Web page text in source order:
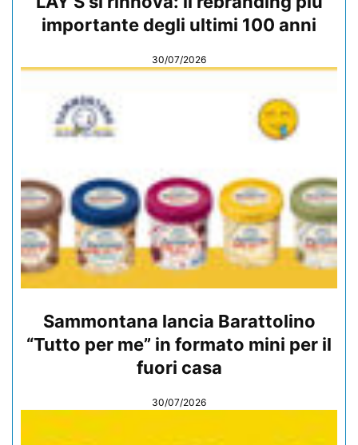
importante degli ultimi 100 anni
30/07/2026
Sammontana lancia Barattolino
“Tutto per me” in formato mini per il
fuori casa
30/07/2026